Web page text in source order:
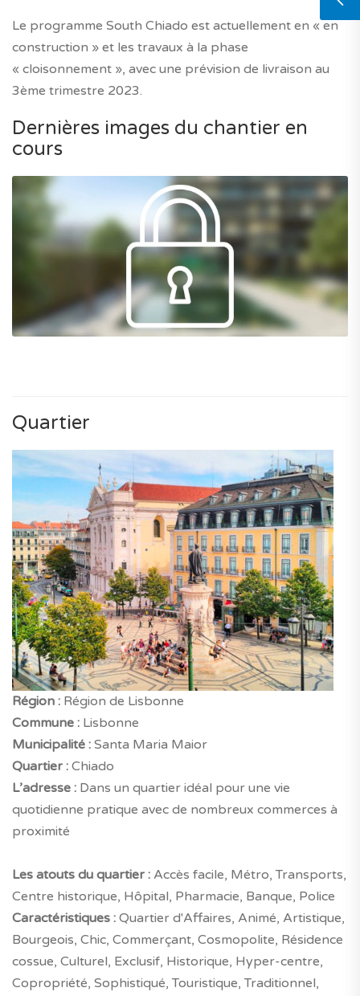
Le programme South Chiado est actuellement en « en
construction » et les travaux à la phase
« cloisonnement », avec une prévision de livraison au
3ème trimestre 2023.
Dernières images du chantier en
cours
Quartier
Région : Région de Lisbonne
Commune : Lisbonne
Municipalité : Santa Maria Maior
Quartier : Chiado
L’adresse : Dans un quartier idéal pour une vie
quotidienne pratique avec de nombreux commerces à
proximité
Les atouts du quartier : Accès facile, Métro, Transports,
Centre historique, Hôpital, Pharmacie, Banque, Police
Caractéristiques : Quartier d'Affaires, Animé, Artistique,
Bourgeois, Chic, Commerçant, Cosmopolite, Résidence
cossue, Culturel, Exclusif, Historique, Hyper-centre,
Copropriété, Sophistiqué, Touristique, Traditionnel,